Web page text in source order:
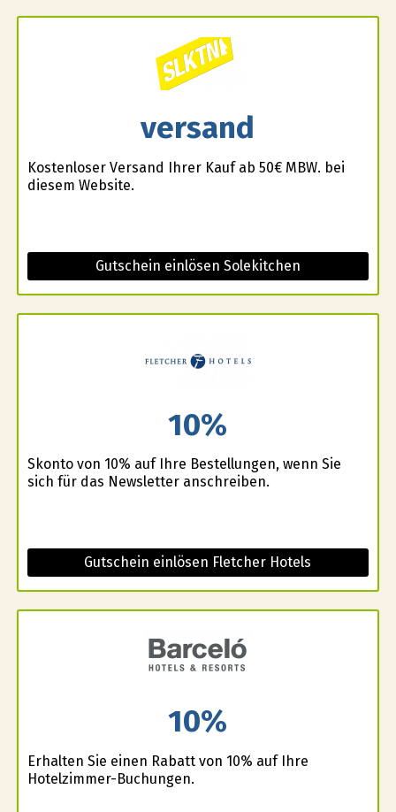
versand
Kostenloser Versand Ihrer Kauf ab 50€ MBW. bei
diesem Website.
Gutschein einlösen Solekitchen
10%
Skonto von 10% auf Ihre Bestellungen, wenn Sie
sich für das Newsletter anschreiben.
Gutschein einlösen Fletcher Hotels
10%
Erhalten Sie einen Rabatt von 10% auf Ihre
Hotelzimmer-Buchungen.